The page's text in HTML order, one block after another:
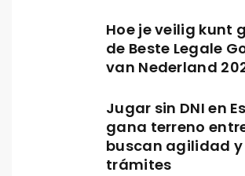
Hoe je veilig kunt
de Beste Legale
van Nederland
Jugar sin DNI en
gana terreno
buscan agilidad
trámites